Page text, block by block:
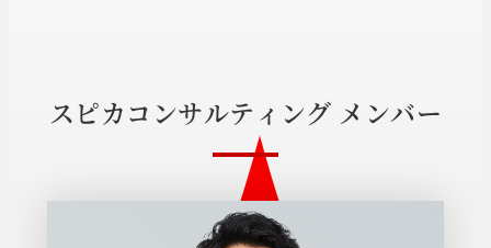
スピカコ ンサルテ ィ ング メ ンバー